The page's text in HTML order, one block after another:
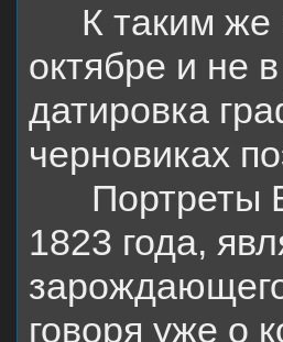
К таким
октябре и не
датировка
черновиках
Портреты
1823 года,
говоря уже о